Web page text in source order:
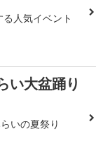
人気イベント
い大盆踊り
いの夏祭り